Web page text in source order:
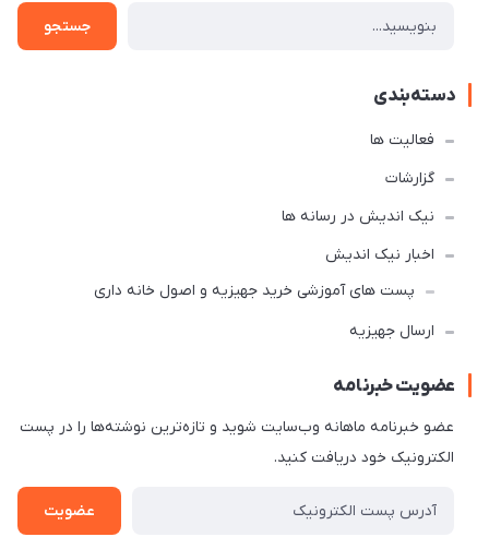
جستجو
دسته‌بندی
فعالیت ها
گزارشات
نیک اندیش در رسانه ها
اخبار نیک اندیش
پست های آموزشی خرید جهیزیه و اصول خانه داری
ارسال جهیزیه
عضویت خبرنامه
عضو خبرنامه ماهانه وب‌سایت شوید و تازه‌ترین نوشته‌ها را در پست
الکترونیک خود دریافت کنید.
عضویت